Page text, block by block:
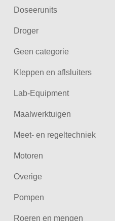
Doseerunits
Droger
Geen categorie
Kleppen en aflsluiters
Lab-Equipment
Maalwerktuigen
Meet- en regeltechniek
Motoren
Overige
Pompen
Roeren en mengen